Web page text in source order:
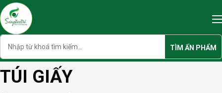
Skip
to
content
TÌM ẤN PHẨM
TÚI GIẤY